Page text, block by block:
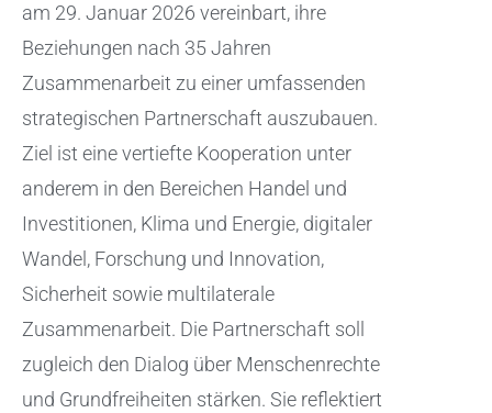
am 29. Januar 2026 vereinbart, ihre
Beziehungen nach 35 Jahren
Zusammenarbeit zu einer umfassenden
strategischen Partnerschaft auszubauen.
Ziel ist eine vertiefte Kooperation unter
anderem in den Bereichen Handel und
Investitionen, Klima und Energie, digitaler
Wandel, Forschung und Innovation,
Sicherheit sowie multilaterale
Zusammenarbeit. Die Partnerschaft soll
zugleich den Dialog über Menschenrechte
und Grundfreiheiten stärken. Sie reflektiert